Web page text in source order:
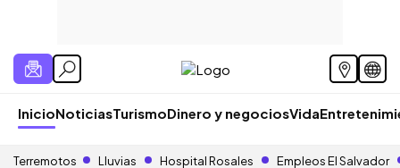
InicioNoticiasTurismoDinero y negociosVida
Terremotos Lluvias Hospital Rosales Empleos El Salvador